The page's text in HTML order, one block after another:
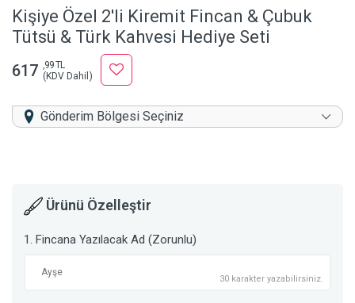
Kişiye Özel 2'li Kiremit Fincan & Çubuk
Tütsü & Türk Kahvesi Hediye Seti
617 ,99 TL
(KDV Dahil)
Gönderim Bölgesi Seçiniz
Ürünü Özelleştir
1. Fincana Yazılacak Ad (Zorunlu)
30 karakter yazabilirsiniz.